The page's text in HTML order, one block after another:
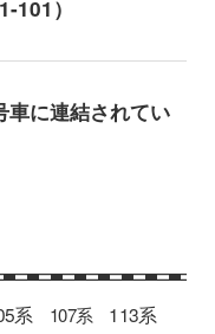
系 107系 113系